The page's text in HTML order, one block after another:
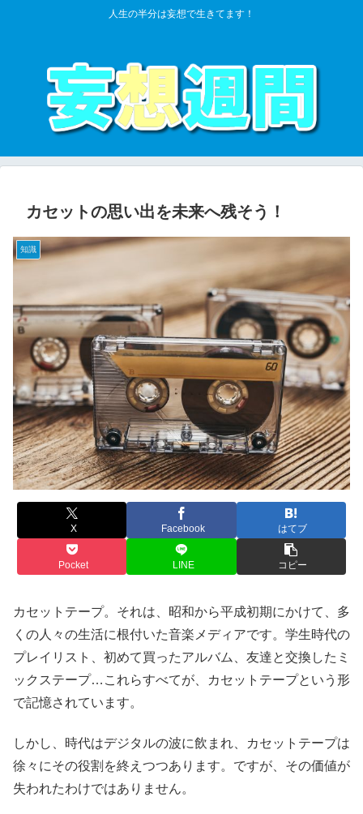
人生の半分は妄想で生きてます！
カセットの思い出を未来へ残そう！
知識
X Facebook はてブ
Pocket LINE コピー
カセットテープ。それは、昭和から平成初期にかけて、多
くの人々の生活に根付いた音楽メディアです。学生時代の
プレイリスト、初めて買ったアルバム、友達と交換したミ
ックステープ…これらすべてが、カセットテープという形
で記憶されています。
しかし、時代はデジタルの波に飲まれ、カセットテープは
徐々にその役割を終えつつあります。ですが、その価値が
失われたわけではありません。